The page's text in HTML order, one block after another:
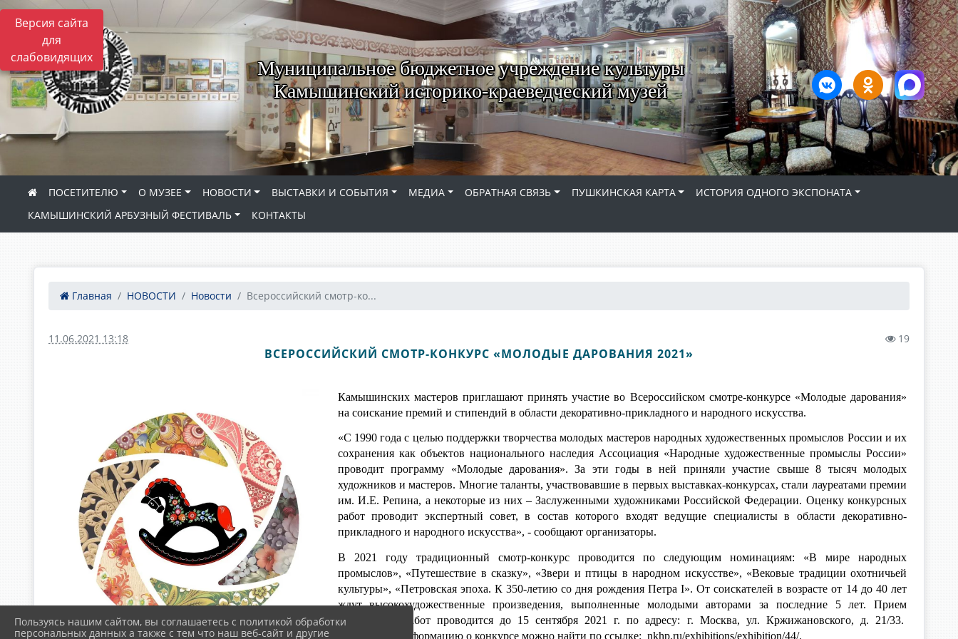
Версия сайта
для
слабовидящих
Муниципальное бюджетное учреждение культуры
Камышинский историко-краеведческий музей
ПОСЕТИТЕЛЮ О МУЗЕЕ НОВОСТИ ВЫСТАВКИ И СОБЫТИЯ МЕДИА ОБРАТНАЯ СВЯЗЬ ПУШКИНСКАЯ КАРТА
ИСТОРИЯ ОДНОГО ЭКСПОНАТА
КАМЫШИНСКИЙ АРБУЗНЫЙ ФЕСТИВАЛЬ
КОНТАКТЫ
Главная НОВОСТИ Новости Всероссийский смотр-ко...
11.06.2021 13:18 19
ВСЕРОССИЙСКИЙ СМОТР-КОНКУРС «МОЛОДЫЕ ДАРОВАНИЯ 2021»
Камышинских мастеров приглашают принять участие во Всероссийском смотре-конкурсе «Молодые дарования»
на соискание премий и стипендий в области декоративно-прикладного и народного искусства.
«С 1990 года с целью поддержки творчества молодых мастеров народных художественных промыслов России и их
сохранения как объектов национального наследия Ассоциация «Народные художественные промыслы России»
проводит программу «Молодые дарования». За эти годы в ней приняли участие свыше 8 тысяч молодых
художников и мастеров. Многие таланты, участвовавшие в первых выставках-конкурсах, стали лауреатами премии
им. И.Е. Репина, а некоторые из них – Заслуженными художниками Российской Федерации. Оценку конкурсных
работ проводит экспертный совет, в состав которого входят ведущие специалисты в области декоративно-
прикладного и народного искусства», - сообщают организаторы.
В 2021 году традиционный смотр-конкурс проводится по следующим номинациям: «В мире народных
промыслов», «Путешествие в сказку», «Звери и птицы в народном искусстве», «Вековые традиции охотничьей
культуры», «Петровская эпоха. К 350-летию со дня рождения Петра I». От соискателей в возрасте от 14 до 40 лет
ждутвысокохудожественные произведения, выполненные молодыми авторами за последние 5 лет. Прием
конкурсных работ проводится до 15 сентября 2021 г. по адресу: г. Москва, ул. Кржижановского, д. 21/33.
Подробную информацию о конкурсе можно найти по ссылке: nkhp.ru/exhibitions/exhibition/44/.
Пользуясь нашим сайтом, вы соглашаетесь с политикой обработки
персональных данных а также с тем что наш веб-сайт и другие